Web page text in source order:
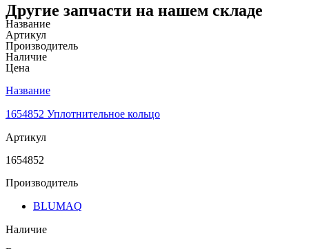
Другие запчасти на нашем складе
Название
Артикул
Производитель
Наличие
Цена
Название
1654852 Уплотнительное кольцо
Артикул
1654852
Производитель
BLUMAQ
Наличие